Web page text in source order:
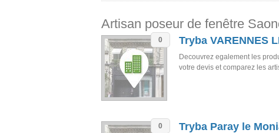
Artisan poseur de fenêtre
0 Tryba VARENNES
Decouvrez egalement les
votre devis et comparez les
0 Tryba Paray le